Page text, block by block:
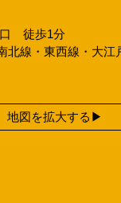
口 徒歩1分
北線・東西線・大
地図を拡大する